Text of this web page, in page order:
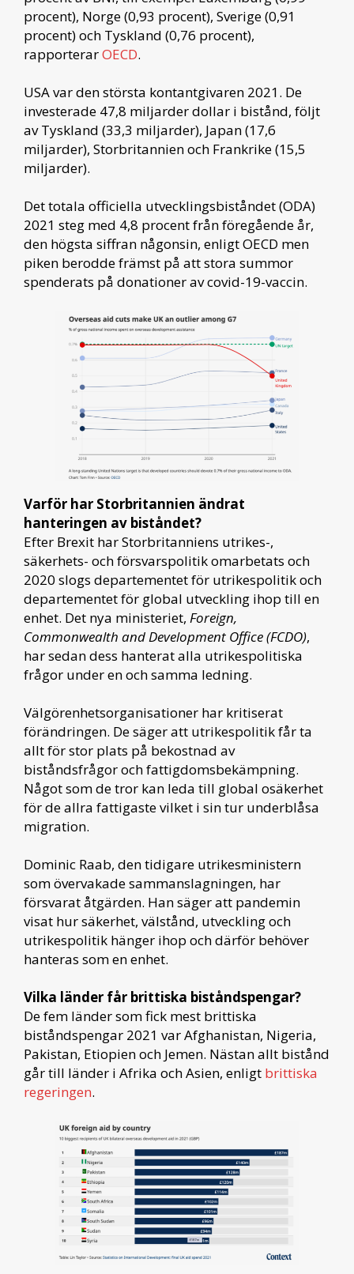
procent), Norge (0,93 procent), Sverige (0,91
procent) och Tyskland (0,76 procent),
rapporterarOECD.
USA var den största kontantgivaren 2021. De
investerade 47,8 miljarder dollar i bistånd, följt
av Tyskland (33,3 miljarder), Japan (17,6
miljarder), Storbritannien och Frankrike (15,5
miljarder).
Det totala officiella utvecklingsbiståndet (ODA)
2021 steg med 4,8 procent från föregående år,
den högsta siffran någonsin, enligt OECD men
piken berodde främst på att stora summor
spenderats på donationer av covid-19-vaccin.
Varför har Storbritannien ändrat
hanteringen av biståndet?
Efter Brexit har Storbritanniens utrikes-,
säkerhets- och försvarspolitik omarbetats och
2020 slogs departementet för utrikespolitik och
departementet för global utveckling ihop till en
enhet. Det nya ministeriet, Foreign,
Commonwealth and Development Office (FCDO),
har sedan dess hanterat alla utrikespolitiska
frågor under en och samma ledning.
Välgörenhetsorganisationer har kritiserat
förändringen. De säger att utrikespolitik får ta
allt för stor plats på bekostnad av
biståndsfrågor och fattigdomsbekämpning.
Något som de tror kan leda till global osäkerhet
för de allra fattigaste vilket i sin tur underblåsa
migration.
Dominic Raab, den tidigare utrikesministern
som övervakade sammanslagningen, har
försvarat åtgärden. Han säger att pandemin
visat hur säkerhet, välstånd, utveckling och
utrikespolitik hänger ihop och därför behöver
hanteras som en enhet.
Vilka länder får brittiska biståndspengar?
De fem länder som fick mest brittiska
biståndspengar 2021 var Afghanistan, Nigeria,
Pakistan, Etiopien och Jemen. Nästan allt bistånd
går till länder i Afrika och Asien, enligt brittiska
regeringen.